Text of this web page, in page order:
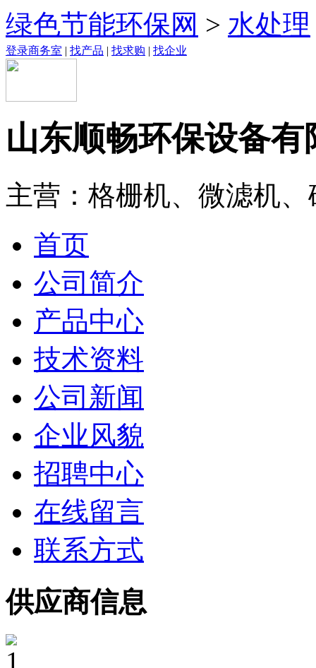
绿色节能环保网 > 水处理
登录商务室 | 找产品 | 找求购 | 找企业
山东顺畅环保设备有
主营：格栅机、微滤机
首页
公司简介
产品中心
技术资料
公司新闻
企业风貌
招聘中心
在线留言
联系方式
供应商信息
1